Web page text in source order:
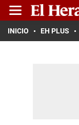
INICIO EH PLUS